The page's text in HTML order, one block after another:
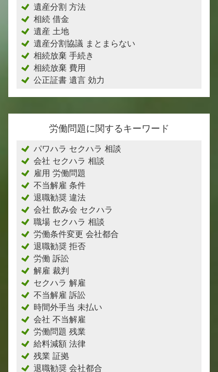
遺産分割 方法
相続 借金
遺産 土地
遺産分割協議 まとまらない
相続放棄 手続き
相続放棄 費用
公正証書 遺言 効力
労働問題に関するキーワード
パワハラ セクハラ 相談
会社 セクハラ 相談
雇用 労働問題
不当解雇 条件
退職勧奨 違法
会社 飲み会 セクハラ
職場 セクハラ 相談
労働条件変更 会社都合
退職勧奨 拒否
労働 訴訟
解雇 裁判
セクハラ 解雇
不当解雇 訴訟
時間外手当 未払い
会社 不当解雇
労働問題 残業
給料減額 法律
残業 証拠
退職勧奨 会社都合